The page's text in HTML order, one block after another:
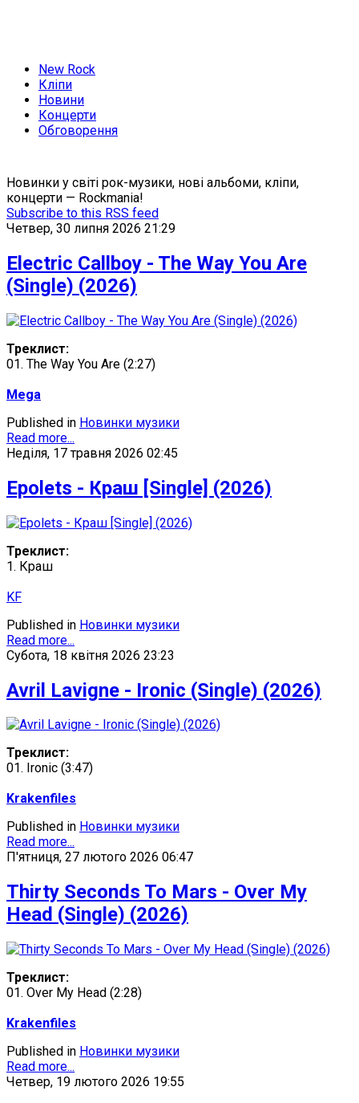
New Rock
Кліпи
Новини
Концерти
Обговорення
Новинки у світі рок-музики, нові альбоми, кліпи,
концерти — Rockmania!
Subscribe to this RSS feed
Четвер, 30 липня 2026 21:29
Electric Callboy - The Way You Are
(Single) (2026)
Треклист:
01. The Way You Are (2:27)
Mega
Published in Новинки музики
Read more...
Неділя, 17 травня 2026 02:45
Epolets - Краш [Single] (2026)
Треклист:
1. Краш
KF
Published in Новинки музики
Read more...
Субота, 18 квітня 2026 23:23
Avril Lavigne - Ironic (Single) (2026)
Треклист:
01. Ironic (3:47)
Krakenfiles
Published in Новинки музики
Read more...
П'ятниця, 27 лютого 2026 06:47
Thirty Seconds To Mars - Over My
Head (Single) (2026)
Треклист:
01. Over My Head (2:28)
Krakenfiles
Published in Новинки музики
Read more...
Четвер, 19 лютого 2026 19:55